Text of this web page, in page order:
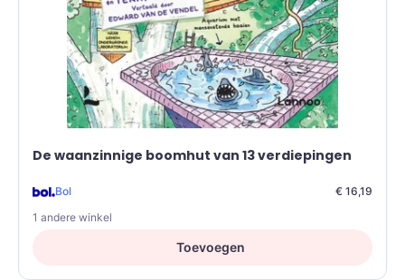
De waanzinnige boomhut van 13 verdiepingen
Bol
€ 16,19
1 andere winkel
Toevoegen